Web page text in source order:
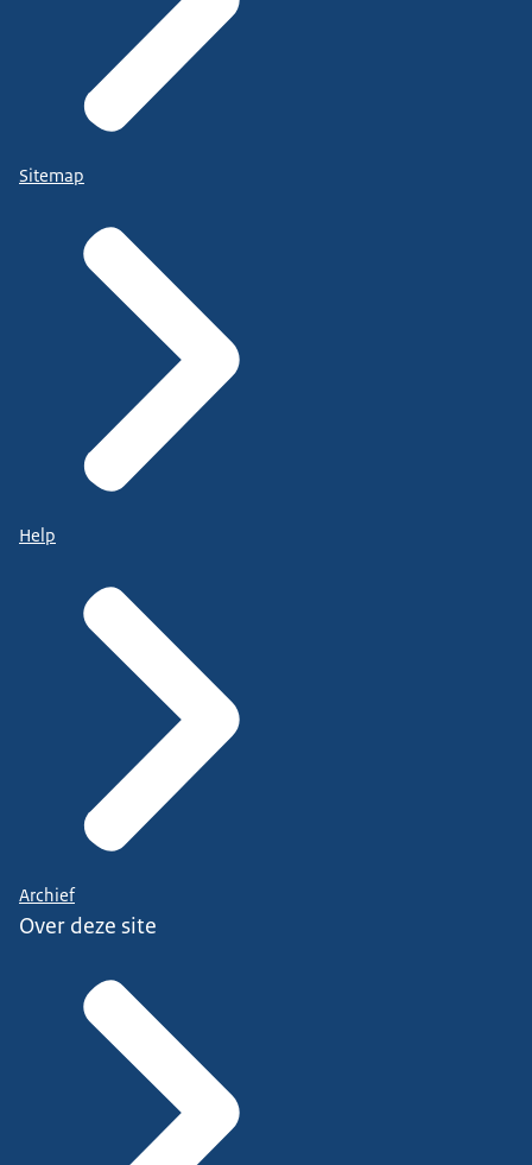
Sitemap
Help
Archief
Over deze site